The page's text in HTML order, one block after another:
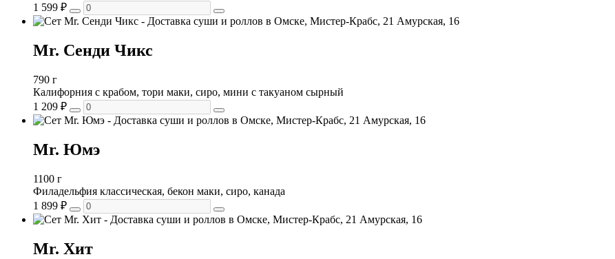
1 599 ₽
Mr. Сенди Чикс
790 г
Калифорния с крабом, тори маки, сиро, мини с такуаном сырный
1 209 ₽
Mr. Юмэ
1100 г
Филадельфия классическая, бекон маки, сиро, канада
1 899 ₽
Mr. Хит